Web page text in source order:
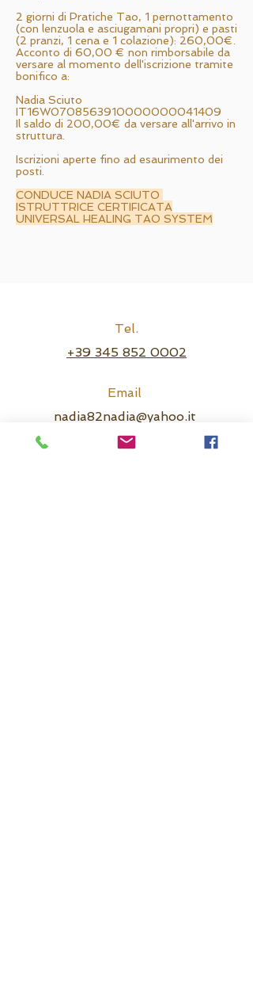
2 giorni di Pratiche Tao, 1 pernottamento
(con lenzuola e asciugamani propri) e pasti
(2 pranzi, 1 cena e 1 colazione): 260,00€.
Acconto di 60,00 € non rimborsabile da
versare al momento dell'iscrizione tramite
bonifico a:
Nadia Sciuto
IT16W0708563910000000041409
Il saldo di 200,00€ da versare all'arrivo in
struttura.
Iscrizioni aperte fino ad esaurimento dei
posti.
CONDUCE NADIA SCIUTO
ISTRUTTRICE CERTIFICATA
UNIVERSAL HEALING TAO SYSTEM
Tel.
+39 345 852 0002
Email
nadia82nadia@yahoo.it